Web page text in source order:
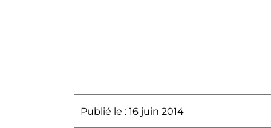
Publié le : 16 juin 2014